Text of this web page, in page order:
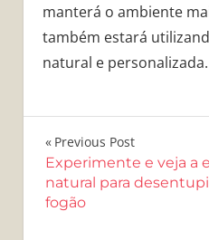
manterá o ambiente
também estará
natural e personalizada.
Navegação
de
Post
Previous Post
Experimente e veja a
natural para
fogão